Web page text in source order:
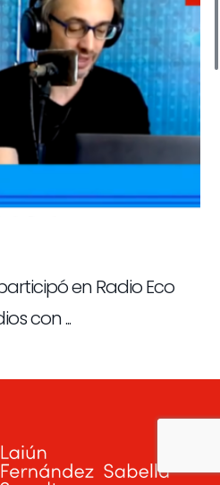
en Radio Eco
con ...